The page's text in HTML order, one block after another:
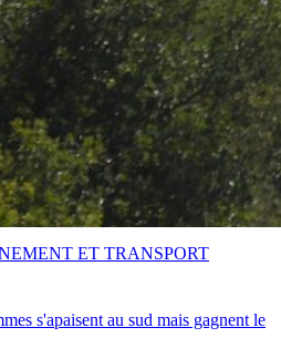
s'apaisent au sud mais gagnent le
ET TRANSPORT